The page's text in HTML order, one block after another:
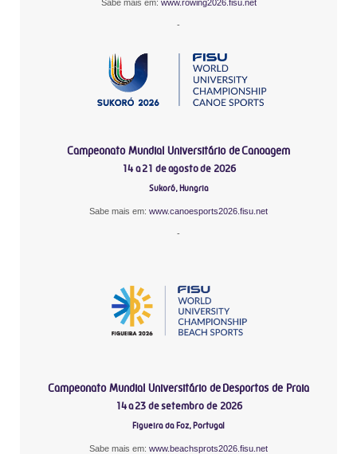
Sabe mais em: www.rowing2026.fisu.net
-
Campeonato Mundial Universitário de Canoagem
14 a 21 de agosto de 2026
Sukoró, Hungria
Sabe mais em: www.canoesports2026.fisu.net
-
Campeonato Mundial Universitário de Desportos de Praia
14 a 23 de setembro de 2026
Figueira da Foz, Portugal
Sabe mais em: www.beachsprots2026.fisu.net